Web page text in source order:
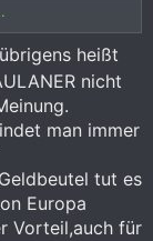
heißt
nicht
man immer
tut es
Europa
Vorteil,auch für